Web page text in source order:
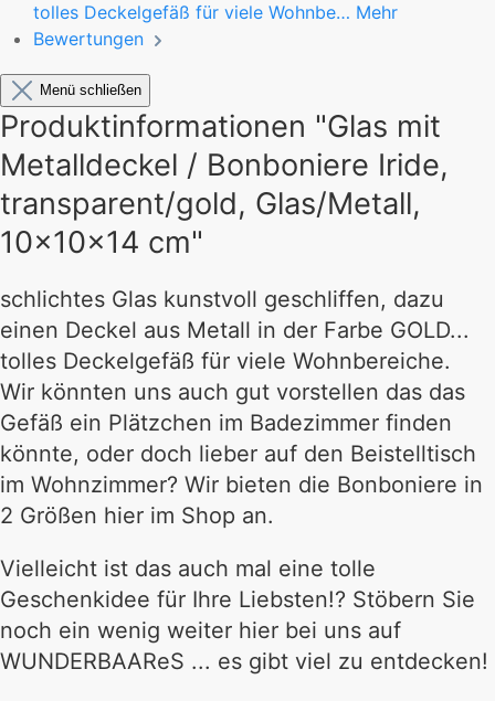
tolles Deckelgefäß für viele Wohnbe… Mehr
Bewertungen
Menü schließen
Produktinformationen "Glas mit
Metalldeckel / Bonboniere Iride,
transparent/gold, Glas/Metall,
10x10x14 cm"
schlichtes Glas kunstvoll geschliffen, dazu
einen Deckel aus Metall in der Farbe GOLD...
tolles Deckelgefäß für viele Wohnbereiche.
Wir könnten uns auch gut vorstellen das das
Gefäß ein Plätzchen im Badezimmer finden
könnte, oder doch lieber auf den Beistelltisch
im Wohnzimmer? Wir bieten die Bonboniere in
2 Größen hier im Shop an.
Vielleicht ist das auch mal eine tolle
Geschenkidee für Ihre Liebsten!? Stöbern Sie
noch ein wenig weiter hier bei uns auf
WUNDERBAAReS ... es gibt viel zu entdecken!